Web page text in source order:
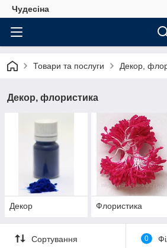
Чудесіна
Товари та послуги Декор,
Декор, флористика
Декор Флористика
Сортування 0